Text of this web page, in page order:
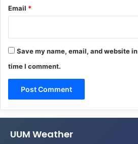
Email *
Save my name, email, and website
time I comment.
UUM Weather